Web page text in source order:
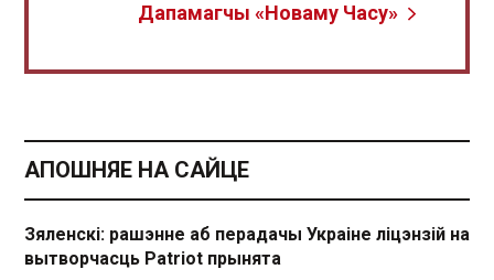
Дапамагчы «Новаму Часу»
АПОШНЯЕ НА САЙЦЕ
Зяленскі: рашэнне аб перадачы Украіне ліцэнзій на
вытворчасць Patriot прынята